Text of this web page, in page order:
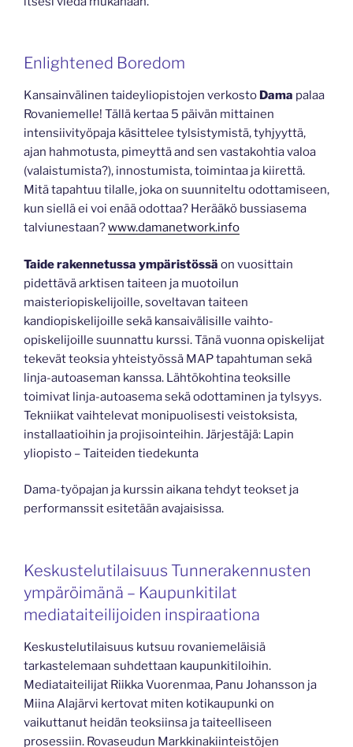
Enlightened Boredom
Kansainvälinen taideyliopistojen verkosto Dama palaa
Rovaniemelle! Tällä kertaa 5 päivän mittainen
intensiivityöpaja käsittelee tylsistymistä, tyhjyyttä,
ajan hahmotusta, pimeyttä and sen vastakohtia valoa
(valaistumista?), innostumista, toimintaa ja kiirettä.
Mitä tapahtuu tilalle, joka on suunniteltu odottamiseen,
kun siellä ei voi enää odottaa? Herääkö bussiasema
talviunestaan?www.damanetwork.info
Taide rakennetussa ympäristössä on vuosittain
pidettävä arktisen taiteen ja muotoilun
maisteriopiskelijoille, soveltavan taiteen
kandiopiskelijoille sekä kansaivälisille vaihto-
opiskelijoille suunnattu kurssi. Tänä vuonna opiskelijat
tekevät teoksia yhteistyössä MAP tapahtuman sekä
linja-autoaseman kanssa. Lähtökohtina teoksille
toimivat linja-autoasema sekä odottaminen ja tylsyys.
Tekniikat vaihtelevat monipuolisesti veistoksista,
installaatioihin ja projisointeihin. Järjestäjä: Lapin
yliopisto – Taiteiden tiedekunta
Dama-työpajan ja kurssin aikana tehdyt teokset ja
performanssit esitetään avajaisissa.
Keskustelutilaisuus Tunnerakennusten
ympäröimänä – Kaupunkitilat
mediataiteilijoiden inspiraationa
Keskustelutilaisuus kutsuu rovaniemeläisiä
tarkastelemaan suhdettaan kaupunkitiloihin.
Mediataiteilijat Riikka Vuorenmaa, Panu Johansson ja
Miina Alajärvi kertovat miten kotikaupunki on
vaikuttanut heidän teoksiinsa ja taiteelliseen
prosessiin. Rovaseudun Markkinakiinteistöjen